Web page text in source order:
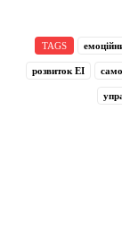
TAGS
розвиток ЕІ